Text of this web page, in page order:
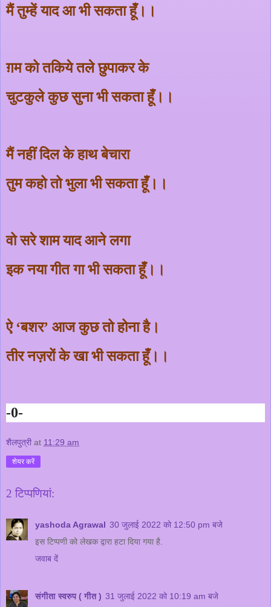
मैं तुम्हें याद आ भी सकता हूँ।।
ग़म को तकिये तले छुपाकर के
चुटकुले कुछ सुना भी सकता हूँ।।
मैं नहीं दिल के हाथ बेचारा
तुम कहो तो भुला भी सकता हूँ।।
वो सरे शाम याद आने लगा
इक नया गीत गा भी सकता हूँ।।
ऐ ‘बशर’ आज कुछ तो होना है।
तीर नज़रों के खा भी सकता हूँ।।
-0-
शैलपुत्री at 11:29 am
शेयर करें
2 टिप्‍पणियां:
yashoda Agrawal 30 जुलाई 2022 को 12:50 pm बजे
इस टिप्पणी को लेखक द्वारा हटा दिया गया है.
जवाब दें
संगीता स्वरुप ( गीत ) 31 जुलाई 2022 को 10:19 am बजे